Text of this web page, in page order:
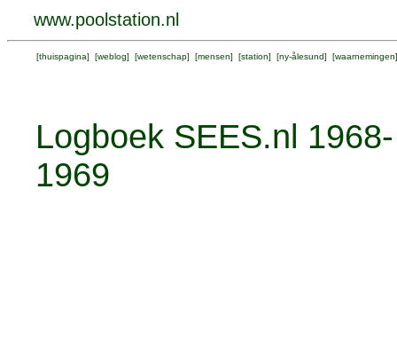
www.poolstation.nl
[thuispagina] [weblog] [wetenschap] [mensen] [station] [ny-ålesund] [waarnemingen
Logboek SEES.nl 1968-
1969